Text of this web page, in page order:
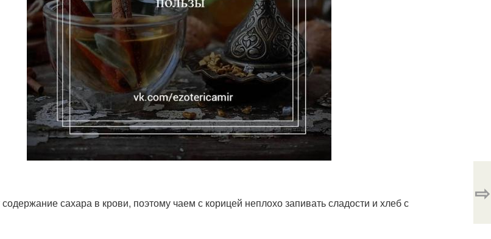
сахара в крови, поэтому чаем с корицей неплохо запивать сладости и хлеб с
⇨